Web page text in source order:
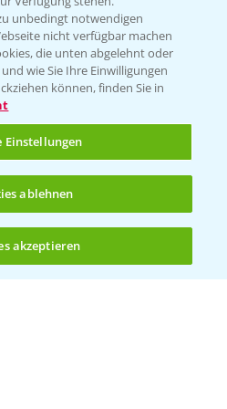
(noch 4)
564 1
20220
unbedingt notwendigen
nicht verfügbar machen
die unten abgelehnt oder
wie Sie Ihre Einwilligungen
können, finden Sie in
Einstellungen
ablehnen
akzeptieren